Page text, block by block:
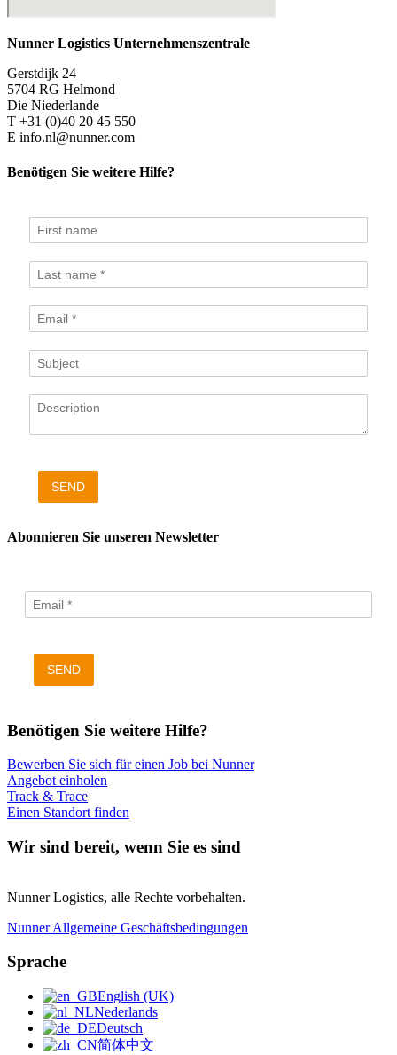
Nunner Logistics Unternehmenszentrale
Gerstdijk 24
5704 RG Helmond
Die Niederlande
T +31 (0)40 20 45 550
E info.nl@nunner.com
Benötigen Sie weitere Hilfe?
SEND
Abonnieren Sie unseren Newsletter
SEND
Benötigen Sie weitere Hilfe?
Bewerben Sie sich für einen Job bei Nunner
Angebot einholen
Track & Trace
Einen Standort finden
Wir sind bereit, wenn Sie es sind
Nunner Logistics, alle Rechte vorbehalten.
Nunner Allgemeine Geschäftsbedingungen
Sprache
English (UK)
Nederlands
Deutsch
简体中文